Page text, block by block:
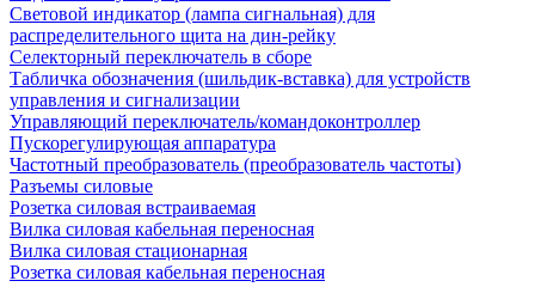
Световой индикатор (лампа сигнальная) для
распределительного щита на дин-рейку
Селекторный переключатель в сборе
Табличка обозначения (шильдик-вставка) для устройств
управления и сигнализации
Управляющий переключатель/командоконтроллер
Пускорегулирующая аппаратура
Частотный преобразователь (преобразователь частоты)
Разъемы силовые
Розетка силовая встраиваемая
Вилка силовая кабельная переносная
Вилка силовая стационарная
Розетка силовая кабельная переносная